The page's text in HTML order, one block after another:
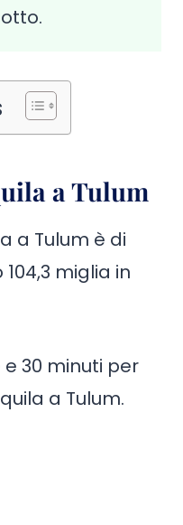
a Tulum
a Tulum è di
miglia in
30 minuti per
a Tulum.